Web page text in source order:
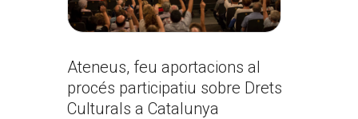
Ateneus, feu aportacions al
procés participatiu sobre Drets
Culturals a Catalunya